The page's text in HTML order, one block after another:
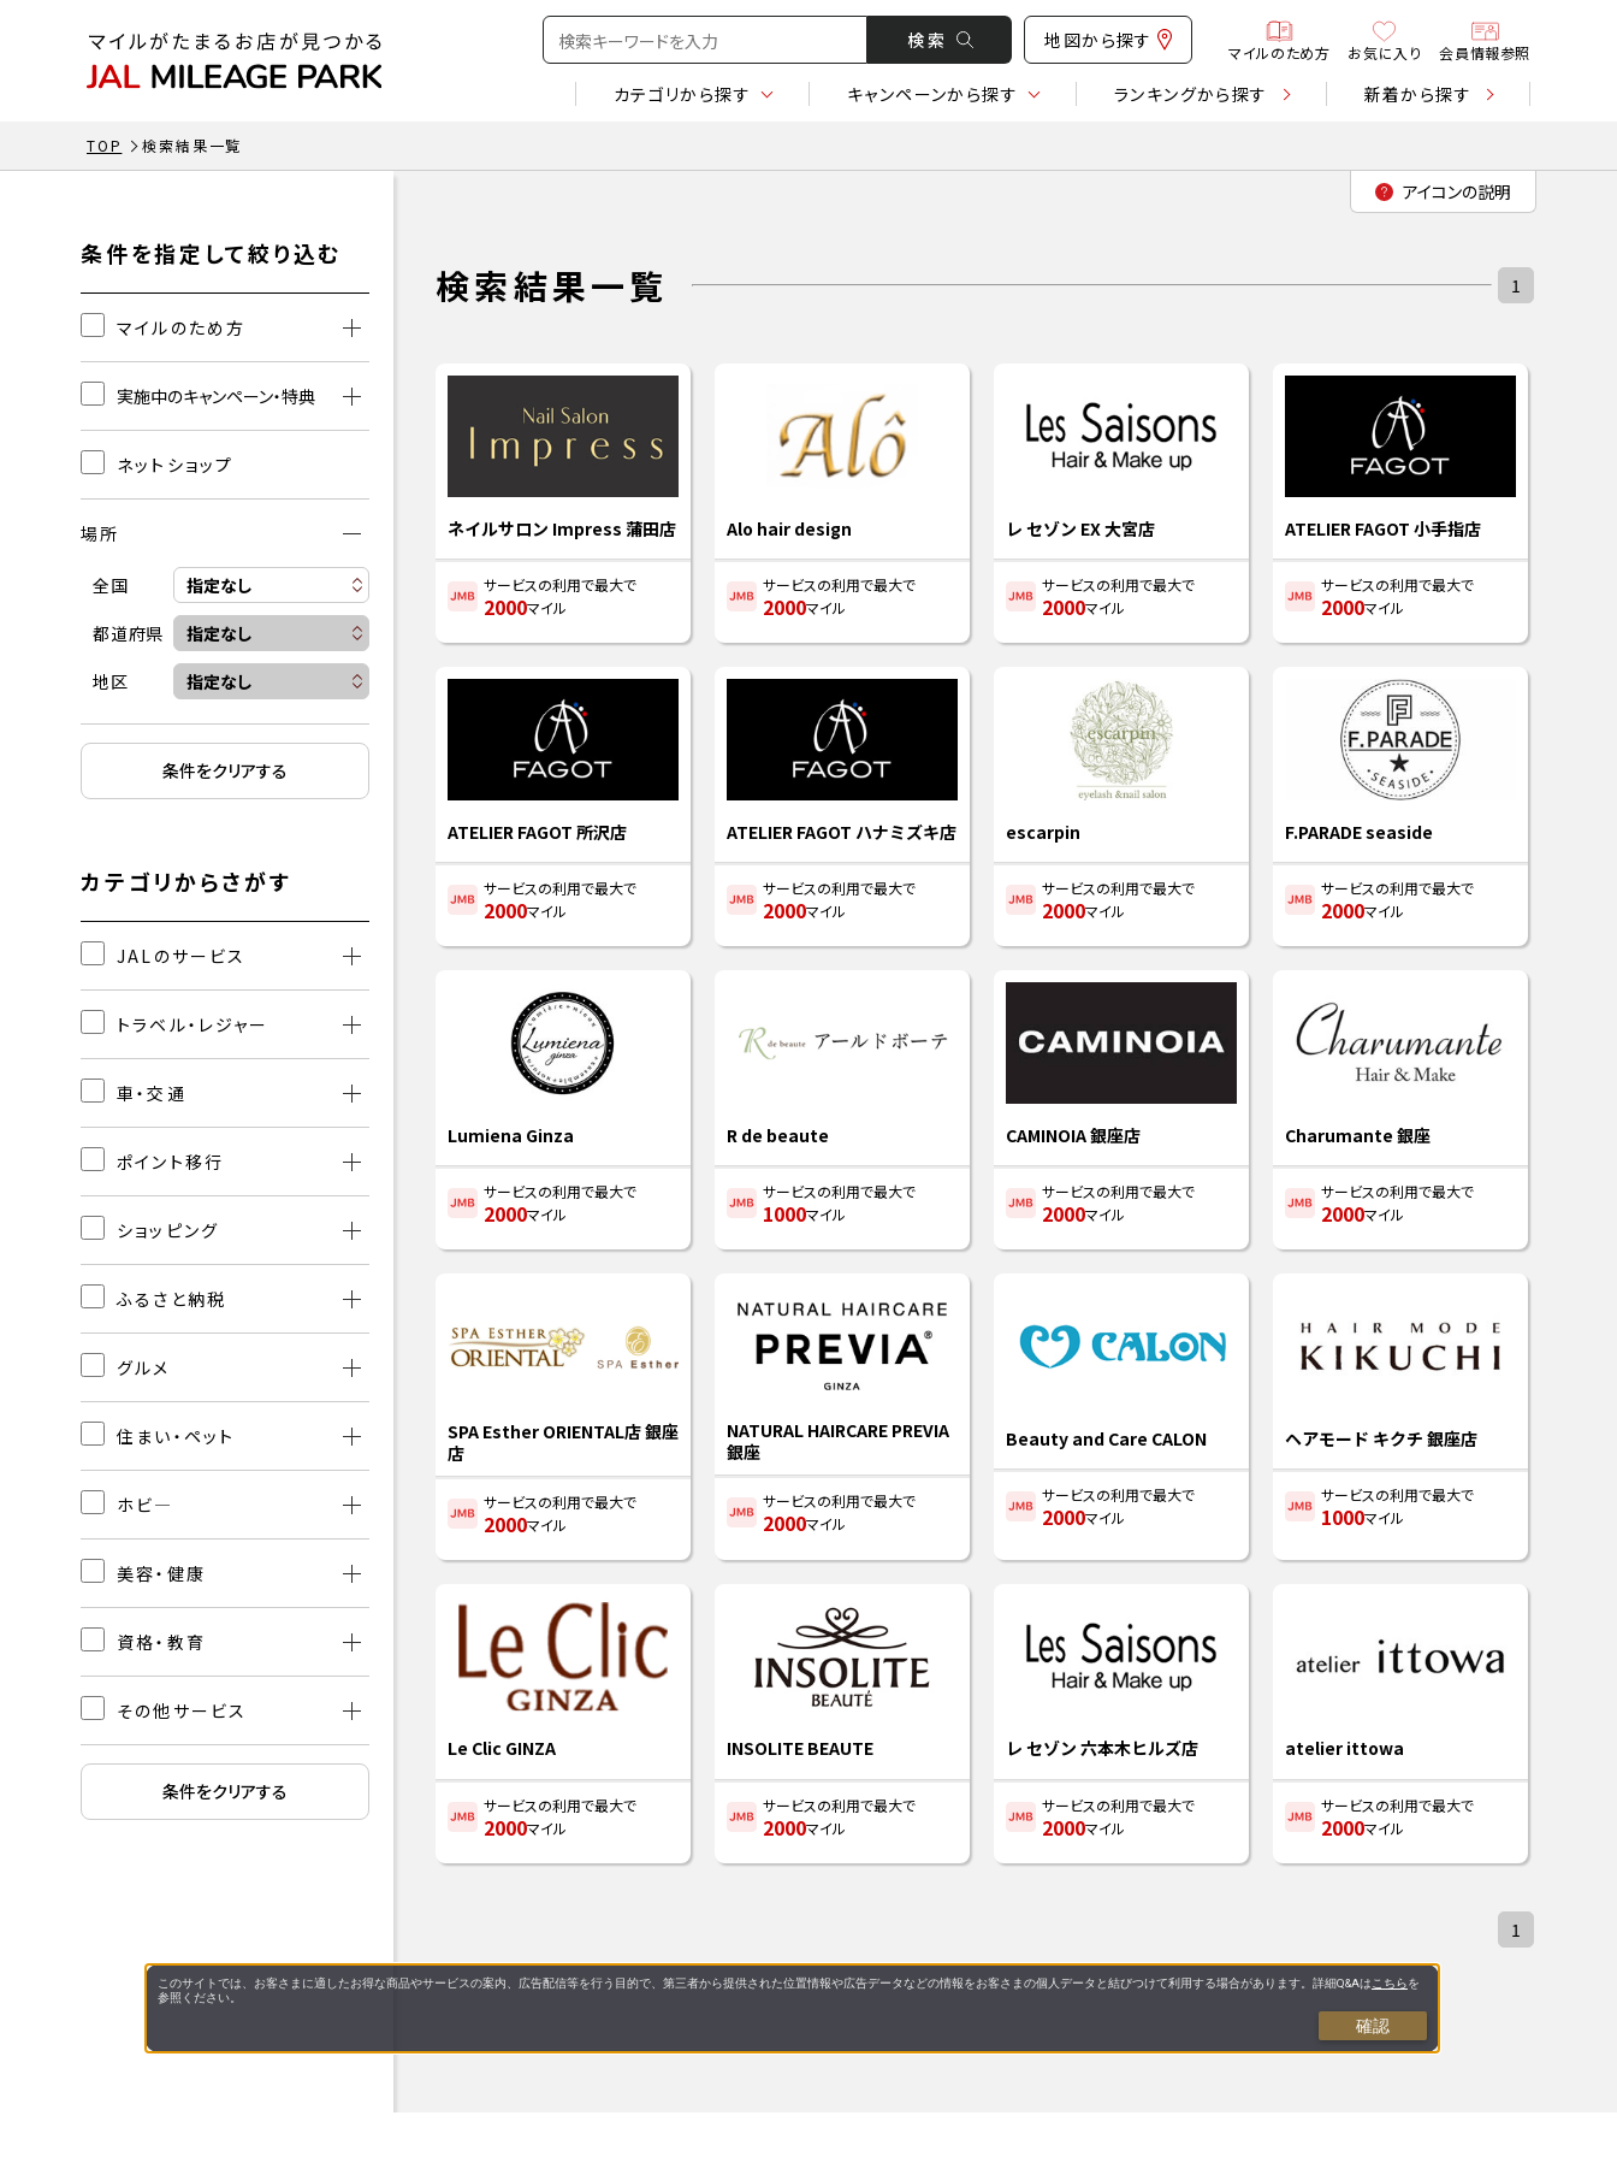
検 索 地図から探す
マイルのため方 お気に入り 会員情報参照
カテゴリから探す キャンペーンから探す ランキングから探す 新着から探す
TOP 検索結果一覧
条件を指定して絞り込む
マイルのため方
実施中のキャンペーン・特典
ネットショップ
場所
全国
都道府県
地区
条件をクリアする
カテゴリからさがす
JALのサービス
トラベル・レジャー
車・交通
ポイント移行
ショッピング
ふるさと納税
グルメ
住まい・ペット
ホビ―
美容・健康
資格・教育
その他サービス
条件をクリアする
検索結果一覧 1
ネイルサロン Impress 蒲田店
サービスの利用で最大で
2000マイル
Alo hair design
サービスの利用で最大で
2000マイル
レ セゾン EX 大宮店
サービスの利用で最大で
2000マイル
ATELIER FAGOT 小手指店
サービスの利用で最大で
2000マイル
ATELIER FAGOT 所沢店
サービスの利用で最大で
2000マイル
ATELIER FAGOT ハナミズキ店
サービスの利用で最大で
2000マイル
escarpin
サービスの利用で最大で
2000マイル
F.PARADE seaside
サービスの利用で最大で
2000マイル
Lumiena Ginza
サービスの利用で最大で
2000マイル
R de beaute
サービスの利用で最大で
1000マイル
CAMINOIA 銀座店
サービスの利用で最大で
2000マイル
Charumante 銀座
サービスの利用で最大で
2000マイル
SPA Esther ORIENTAL店 銀座
店
サービスの利用で最大で
2000マイル
NATURAL HAIRCARE PREVIA
銀座
サービスの利用で最大で
2000マイル
Beauty and Care CALON
サービスの利用で最大で
2000マイル
ヘアモード キクチ 銀座店
サービスの利用で最大で
1000マイル
Le Clic GINZA
サービスの利用で最大で
2000マイル
INSOLITE BEAUTE
サービスの利用で最大で
2000マイル
レ セゾン 六本木ヒルズ店
サービスの利用で最大で
2000マイル
atelier ittowa
サービスの利用で最大で
2000マイル
1
このサイトでは、お客さまに適したお得な商品やサービスの案内、広告配信等を行う目的で、第三者から提供された位置情報や広告データなどの情報をお客さまの個人データと結びつけて利用する場合があります。詳細Q&Aは こちらを
参照ください。
確認